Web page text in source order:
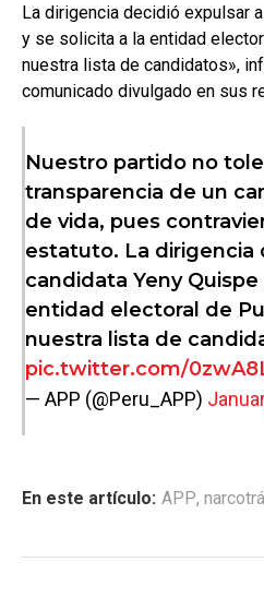
La dirigencia decidió expulsar
y se solicita a la entidad
nuestra lista de candidatos»,
comunicado divulgado en sus
Nuestro partido no
transparencia de un
de vida, pues
estatuto. La dirigencia
candidata Yeny
entidad electoral de
nuestra lista de
pic.twitter.com/
— APP (@Peru_APP)
En este artículo: APP,